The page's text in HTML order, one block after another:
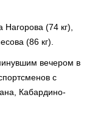
(74 кг),
(86 кг).
вечером в
с
Кабардино-